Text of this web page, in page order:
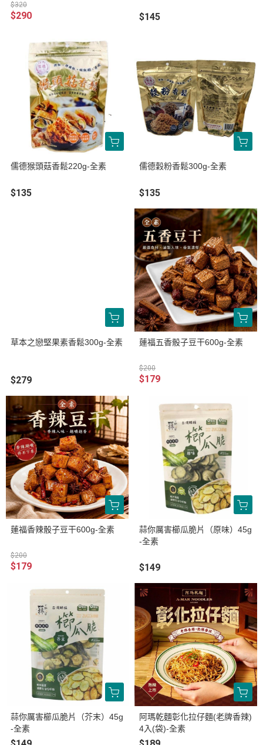
$320
$290 $145
儒德猴頭菇香鬆220g-全素
$135
儒德穀粉香鬆300g-全素
$135
草本之戀堅果素香鬆300g-全素
$279
蓮福五香骰子豆干600g-全素
$200
$179
蓮福香辣骰子豆干600g-全素
$200
$179
蒜你厲害櫛瓜脆片（原味）45g
-全素
$149
蒜你厲害櫛瓜脆片（芥末）45g
-全素
阿瑪乾麵彰化拉仔麵(老牌香辣)
4入(袋)-全素